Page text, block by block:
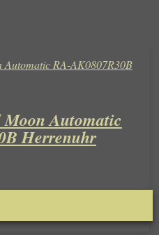
Automatic
Herrenuhr